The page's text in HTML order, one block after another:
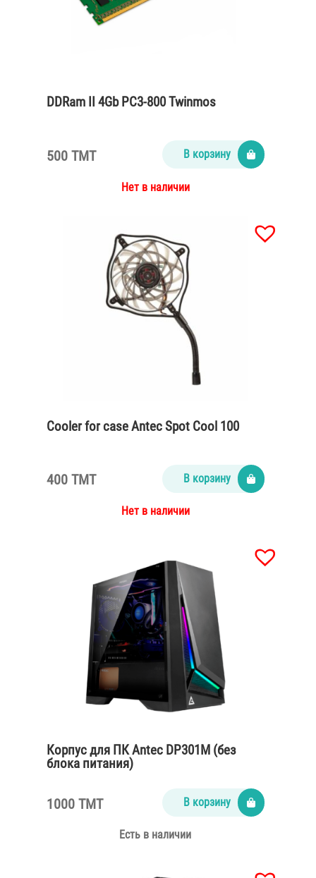
DDRam II 4Gb PC3-800 Twinmos
500 TMT В корзину
Нет в наличии
Cooler for case Antec Spot Cool 100
400 TMT В корзину
Нет в наличии
Корпус для ПК Antec DP301M (без
блока питания)
1000 TMT В корзину
Есть в наличии